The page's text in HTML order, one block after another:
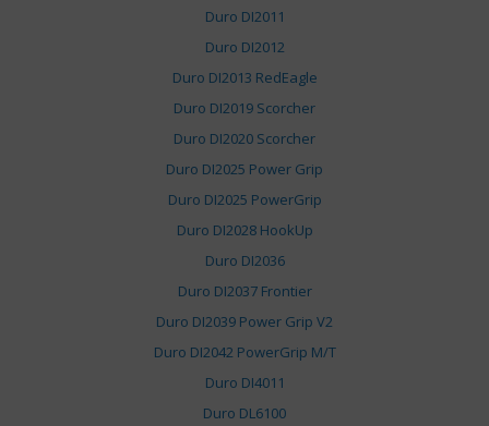
Duro DI2011
Duro DI2012
Duro DI2013 RedEagle
Duro DI2019 Scorcher
Duro DI2020 Scorcher
Duro DI2025 Power Grip
Duro DI2025 PowerGrip
Duro DI2028 HookUp
Duro DI2036
Duro DI2037 Frontier
Duro DI2039 Power Grip V2
Duro DI2042 PowerGrip M/T
Duro DI4011
Duro DL6100